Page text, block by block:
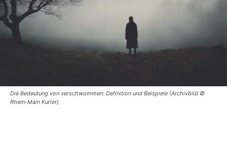
Die Bedeutung von verschwommen: Definition und Beispiele (Archivbild ©
Rhein-Main Kurier)